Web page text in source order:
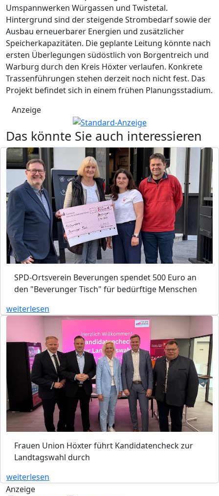
Umspannwerken Würgassen und Twistetal.
Hintergrund sind der steigende Strombedarf sowie der
Ausbau erneuerbarer Energien und zusätzlicher
Speicherkapazitäten. Die geplante Leitung könnte nach
ersten Überlegungen südöstlich von Borgentreich und
Warburg durch den Kreis Höxter verlaufen. Konkrete
Trassenführungen stehen derzeit noch nicht fest. Das
Projekt befindet sich in einem frühen Planungsstadium.
Anzeige
Das könnte Sie auch interessieren
SPD-Ortsverein Beverungen spendet 500 Euro an
den "Beverunger Tisch" für bedürftige Menschen
weiterlesen
Frauen Union Höxter führt Kandidatencheck zur
Landtagswahl durch
weiterlesen
Anzeige